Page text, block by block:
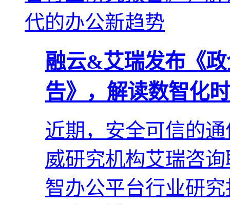
融云&艾瑞发布《
告》，解读数智化
近期，安全可信的
威研究机构艾瑞咨
智办公平台行业研